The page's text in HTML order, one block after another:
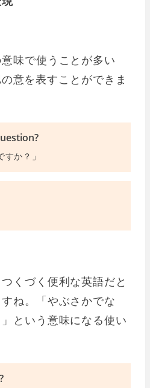
味で使うことが多い
意を表すことができま
すか？」
くづく便利な英語だと
ね。「やぶさかでな
という意味になる使い